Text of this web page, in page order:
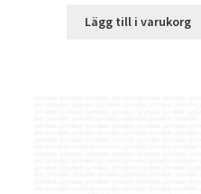
Lägg till i varukorg